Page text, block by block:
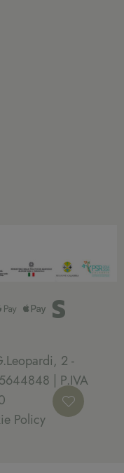
2 -
| P.IVA
Policy